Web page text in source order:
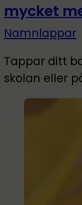
mycket
Namnlappar
Tappar ditt
skolan eller